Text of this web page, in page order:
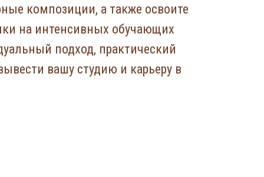
композиции, а также освоите
на интенсивных обучающих
подход, практический
вашу студию и карьеру в